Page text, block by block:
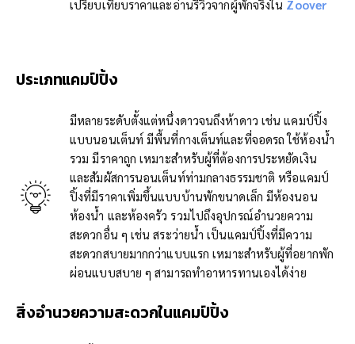
เปรียบเทียบราคาและอ่านรีวิวจากผู้พักจริงใน Zoover
ประเภทแคมป์ปิ้ง
มีหลายระดับตั้งแต่หนึ่งดาวจนถึงห้าดาว เช่น แคมป์ปิ้ง
แบบนอนเต็นท์ มีพื้นที่กางเต็นท์และที่จอดรถ ใช้ห้องน้ำ
รวม มีราคาถูก เหมาะสำหรับผู้ที่ต้องการประหยัดเงิน
และสัมผัสการนอนเต็นท์ท่ามกลางธรรมชาติ หรือแคมป์
ปิ้งที่มีราคาเพิ่มขึ้นแบบบ้านพักขนาดเล็ก มีห้องนอน
ห้องน้ำ และห้องครัว รวมไปถึงอุปกรณ์อำนวยความ
สะดวกอื่น ๆ เช่น สระว่ายน้ำ เป็นแคมป์ปิ้งที่มีความ
สะดวกสบายมากกว่าแบบแรก เหมาะสำหรับผู้ที่อยากพัก
ผ่อนแบบสบาย ๆ สามารถทำอาหารทานเองได้ง่าย
สิ่งอำนวยความสะดวกในแคมป์ปิ้ง